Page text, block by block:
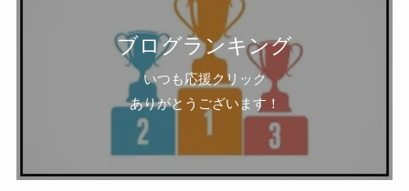
ブログランキング
いつも応援クリック
ありがとうございます！